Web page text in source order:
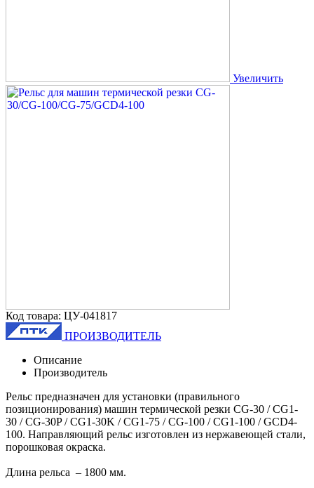
Увеличить
Код товара: ЦУ-041817
ПРОИЗВОДИТЕЛЬ
Описание
Производитель
Рельс предназначен для установки (правильного
позиционирования) машин термической резки CG-30 / CG1-
30 / CG-30P / CG1-30K / СG1-75 / CG-100 / CG1-100 / GCD4-
100. Направляющий рельс изготовлен из нержавеющей стали,
порошковая окраска.
Длина рельса – 1800 мм.